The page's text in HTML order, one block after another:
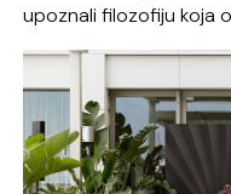
upoznali filozofiju koja